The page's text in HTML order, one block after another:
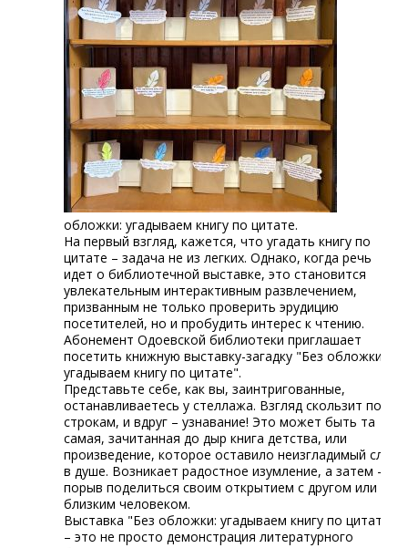
обложки: угадываем книгу по цитате.
На первый взгляд, кажется, что угадать книгу по
цитате – задача не из легких. Однако, когда речь
идет о библиотечной выставке, это становится
увлекательным интерактивным развлечением,
призванным не только проверить эрудицию
посетителей, но и пробудить интерес к чтению.
Абонемент Одоевской библиотеки приглашает
посетить книжную выставку-загадку "Без обложки:
угадываем книгу по цитате".
Представьте себе, как вы, заинтригованные,
останавливаетесь у стеллажа. Взгляд скользит по
строкам, и вдруг – узнавание! Это может быть та
самая, зачитанная до дыр книга детства, или
произведение, которое оставило неизгладимый след
в душе. Возникает радостное изумление, а затем –
порыв поделиться своим открытием с другом или
близким человеком.
Выставка "Без обложки: угадываем книгу по цитате"
– это не просто демонстрация литературного